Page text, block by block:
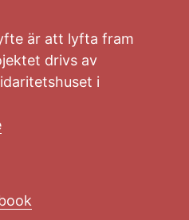
är att lyfta fram
drivs av
i